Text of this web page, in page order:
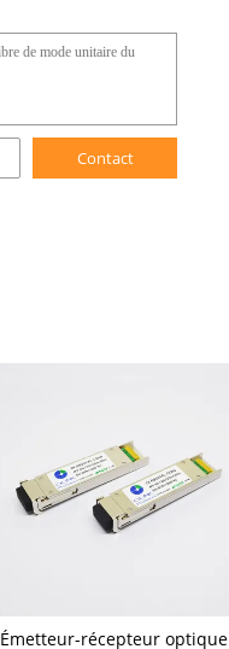
Contact
Émetteur-récepteur optique